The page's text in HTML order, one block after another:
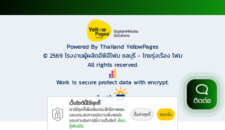
Powered By Thailand YellowPages
© 2569 โรงงานผู้ผลิตอีพีอีโฟม ชลบุรี - ไทยรุ่งเรือง โฟม
All rights reserved.
Work is secure protect data with encrypt.
ติดต่อ
เว็บไซต์นี้ใช้คุกกี้
เราใช้คุกกี้เพื่อเพิ่มประสิทธิภาพและ
มอบประสบการณ์ความพึงพอใจ
ของท่านในการใช้งานเว็บไซต์ เรียน
รู้เพิ่มเติม
ตั้งค่าคุกกี้ ยอมรับ